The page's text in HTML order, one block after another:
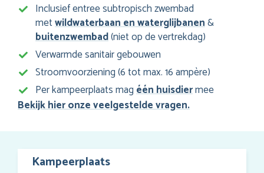
Inclusief entree subtropisch zwembad
metwildwaterbaan en waterglijbanen&
buitenzwembad(niet op de vertrekdag)
Verwarmde sanitair gebouwen
Stroomvoorziening (6 tot max. 16 ampère)
Per kampeerplaats magéén huisdiermee
Bekijk hier onze veelgestelde vragen.
Kampeerplaats